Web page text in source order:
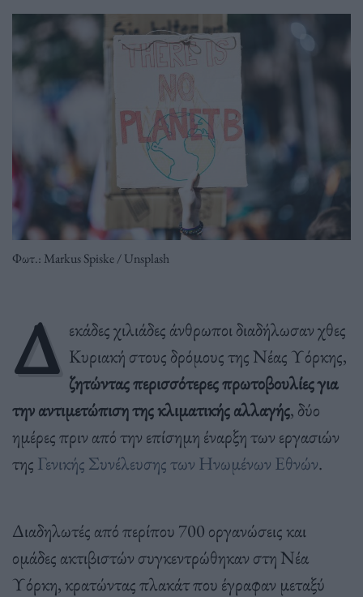
Φωτ.: Markus Spiske / Unsplash
Δ εκάδες χιλιάδες άνθρωποι διαδήλωσαν χθες
Κυριακή στους δρόμους της Νέας Υόρκης,
ζητώντας περισσότερες πρωτοβουλίες για
την αντιμετώπιση της κλιματικής αλλαγής, δύο
ημέρες πριν από την επίσημη έναρξη των εργασιών
της Γενικής Συνέλευσης των Ηνωμένων Εθνών.
Διαδηλωτές από περίπου 700 οργανώσεις και
ομάδες ακτιβιστών συγκεντρώθηκαν στη Νέα
Υόρκη, κρατώντας πλακάτ που έγραφαν μεταξύ